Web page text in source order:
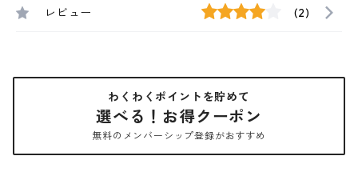
レビュー (2)
わくわくポイントを貯めて
選べる！お得クーポン
無料のメンバーシップ登録がおすすめ